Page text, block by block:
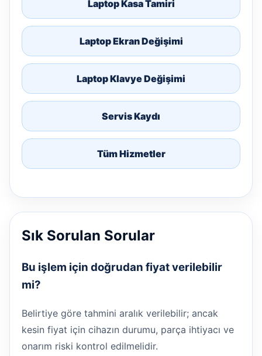
Laptop Kasa Tamiri
Laptop Ekran Değişimi
Laptop Klavye Değişimi
Servis Kaydı
Tüm Hizmetler
Sık Sorulan Sorular
Bu işlem için doğrudan fiyat verilebilir
mi?
Belirtiye göre tahmini aralık verilebilir; ancak
kesin fiyat için cihazın durumu, parça ihtiyacı ve
onarım riski kontrol edilmelidir.